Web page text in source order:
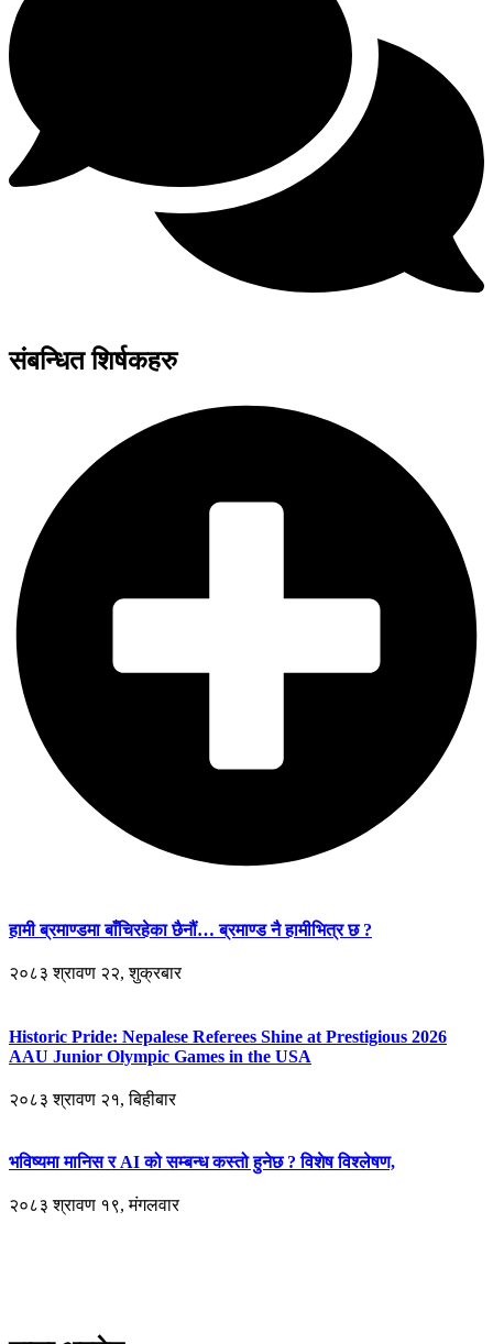
संबन्धित शिर्षकहरु
हामी ब्रमाण्डमा बाँचिरहेका छैनौं… ब्रमाण्ड नै हामीभित्र छ ?
२०८३ श्रावण २२, शुक्रबार
Historic Pride: Nepalese Referees Shine at Prestigious 2026
AAU Junior Olympic Games in the USA
२०८३ श्रावण २१, बिहीबार
भविष्यमा मानिस र AI को सम्बन्ध कस्तो हुनेछ ? विशेष विश्लेषण,
२०८३ श्रावण १९, मंगलवार